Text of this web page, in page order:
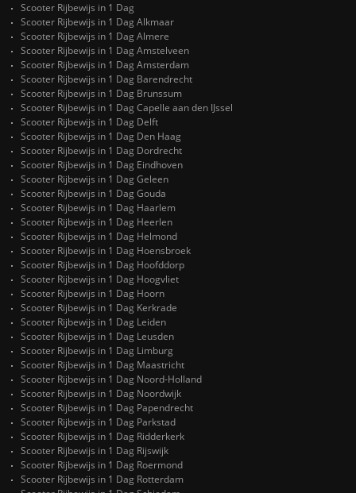
Scooter Rijbewijs in 1 Dag
Scooter Rijbewijs in 1 Dag Alkmaar
Scooter Rijbewijs in 1 Dag Almere
Scooter Rijbewijs in 1 Dag Amstelveen
Scooter Rijbewijs in 1 Dag Amsterdam
Scooter Rijbewijs in 1 Dag Barendrecht
Scooter Rijbewijs in 1 Dag Brunssum
Scooter Rijbewijs in 1 Dag Capelle aan den IJssel
Scooter Rijbewijs in 1 Dag Delft
Scooter Rijbewijs in 1 Dag Den Haag
Scooter Rijbewijs in 1 Dag Dordrecht
Scooter Rijbewijs in 1 Dag Eindhoven
Scooter Rijbewijs in 1 Dag Geleen
Scooter Rijbewijs in 1 Dag Gouda
Scooter Rijbewijs in 1 Dag Haarlem
Scooter Rijbewijs in 1 Dag Heerlen
Scooter Rijbewijs in 1 Dag Helmond
Scooter Rijbewijs in 1 Dag Hoensbroek
Scooter Rijbewijs in 1 Dag Hoofddorp
Scooter Rijbewijs in 1 Dag Hoogvliet
Scooter Rijbewijs in 1 Dag Hoorn
Scooter Rijbewijs in 1 Dag Kerkrade
Scooter Rijbewijs in 1 Dag Leiden
Scooter Rijbewijs in 1 Dag Leusden
Scooter Rijbewijs in 1 Dag Limburg
Scooter Rijbewijs in 1 Dag Maastricht
Scooter Rijbewijs in 1 Dag Noord-Holland
Scooter Rijbewijs in 1 Dag Noordwijk
Scooter Rijbewijs in 1 Dag Papendrecht
Scooter Rijbewijs in 1 Dag Parkstad
Scooter Rijbewijs in 1 Dag Ridderkerk
Scooter Rijbewijs in 1 Dag Rijswijk
Scooter Rijbewijs in 1 Dag Roermond
Scooter Rijbewijs in 1 Dag Rotterdam